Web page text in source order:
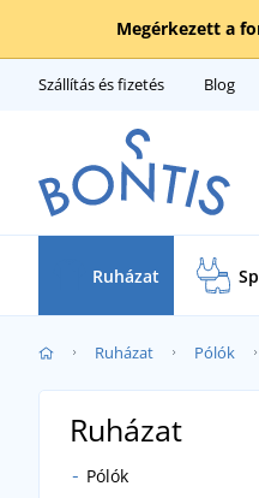
Megérkezett a
Szállítás és fizetés Blog
Ruházat
Ruházat Pólók
Ruházat
Pólók